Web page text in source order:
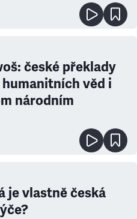
české překlady
věd i
národním
je vlastně česká